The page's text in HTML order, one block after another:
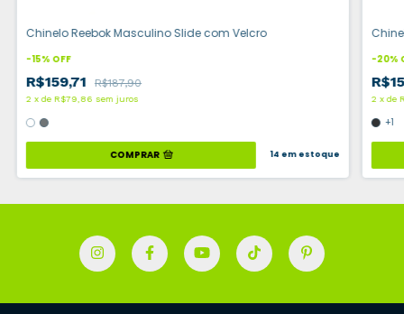
Chinelo Reebok Masculino Slide com Velcro
-15% OFF
R$159,71 R$187,90
2 xde R$79,86 sem juros
COMPRAR 14 em estoque
-20%
2 xde
+1